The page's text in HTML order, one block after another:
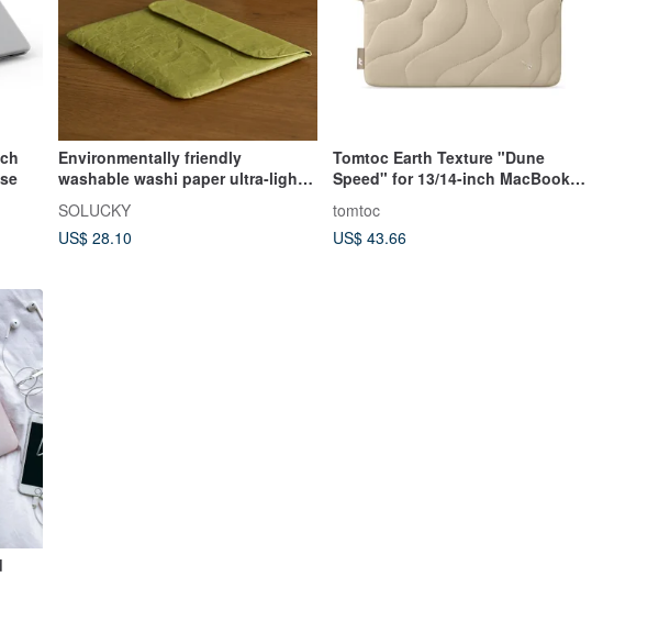
Environmentally friendly
washable washi paper ultra-light
waterproof laptop bag envelope-
style MacBook liner bag water
twilight blue
SOLUCKY
US$ 28.10
Tomtoc Earth Texture "Dune
Speed" for 13/14-inch MacBook
tomtoc
US$ 43.66